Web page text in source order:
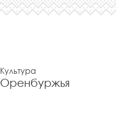
Культура
Оренбуржья